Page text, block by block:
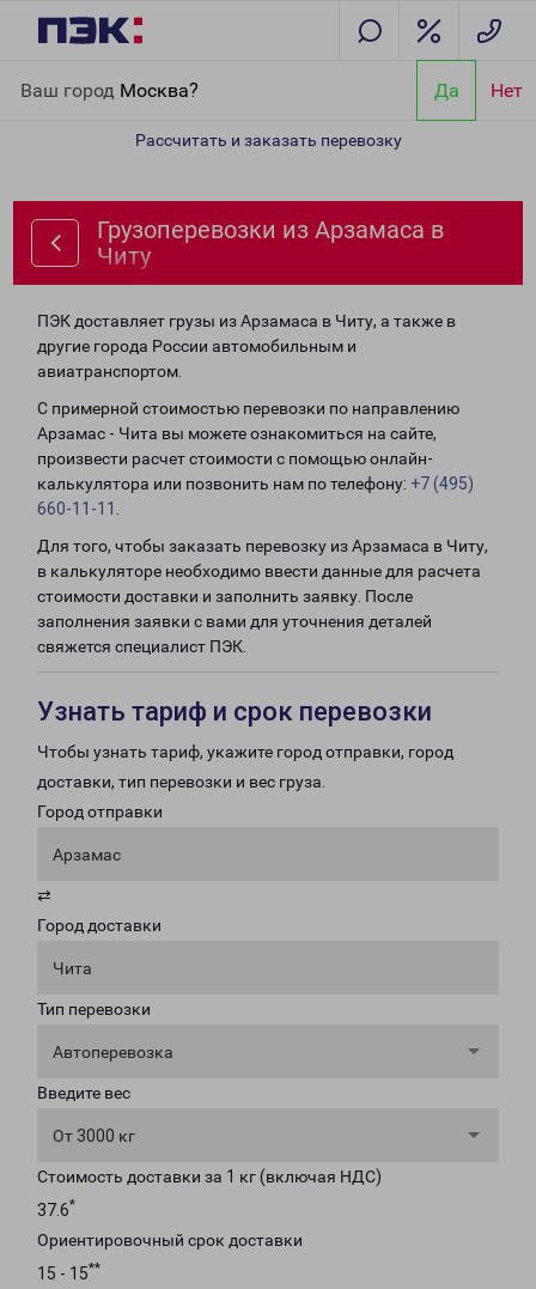
Ваш город Москва? Да Нет
Рассчитать и заказать перевозку
Грузоперевозки из Арзамаса в
Читу
ПЭК доставляет грузы из Арзамаса в Читу, а также в
другие города России автомобильным и
авиатранспортом.
С примерной стоимостью перевозки по направлению
Арзамас - Чита вы можете ознакомиться на сайте,
произвести расчет стоимости с помощью онлайн-
калькулятора или позвонить нам по телефону: +7 (495)
660-11-11
Для того, чтобы заказать перевозку из Арзамаса в Читу,
в калькуляторе необходимо ввести данные для расчета
стоимости доставки и заполнить заявку. После
заполнения заявки с вами для уточнения деталей
свяжется специалист ПЭК.
Узнать тариф и срок перевозки
Чтобы узнать тариф, укажите город отправки, город
доставки, тип перевозки и вес груза.
Город отправки
Арзамас
⇄
Город доставки
Чита
Тип перевозки
Автоперевозка
Введите вес
От 3000 кг
Стоимость доставки за 1 кг (включая НДС)
37.6*
Ориентировочный срок доставки
15 - 15**